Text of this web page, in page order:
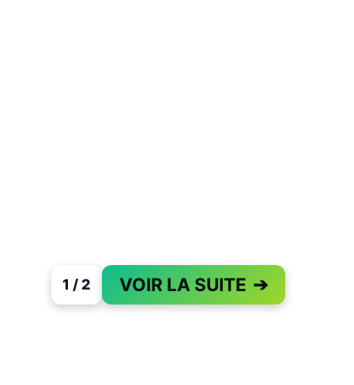
1 / 2 VOIR LA SUITE ➔
PAGE 1 OF 2